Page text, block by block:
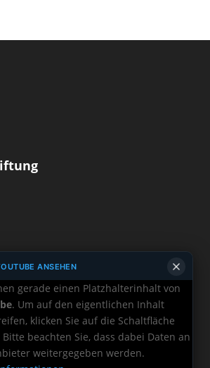
ANSEHEN
gerade einen Platzhalterinhalt von
. Um auf den eigentlichen Inhalt
klicken Sie auf die Schaltfläche
beachten Sie, dass dabei Daten an
weitergegeben werden.